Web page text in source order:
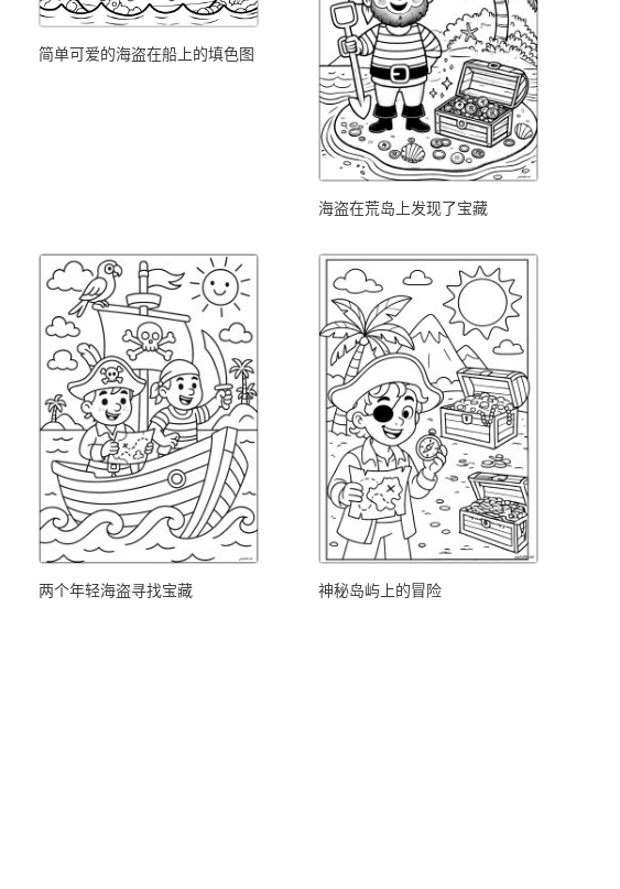
简单可爱的海盗在船上的填色图
海盗在荒岛上发现了宝藏
两个年轻海盗寻找宝藏 神秘岛屿上的冒险